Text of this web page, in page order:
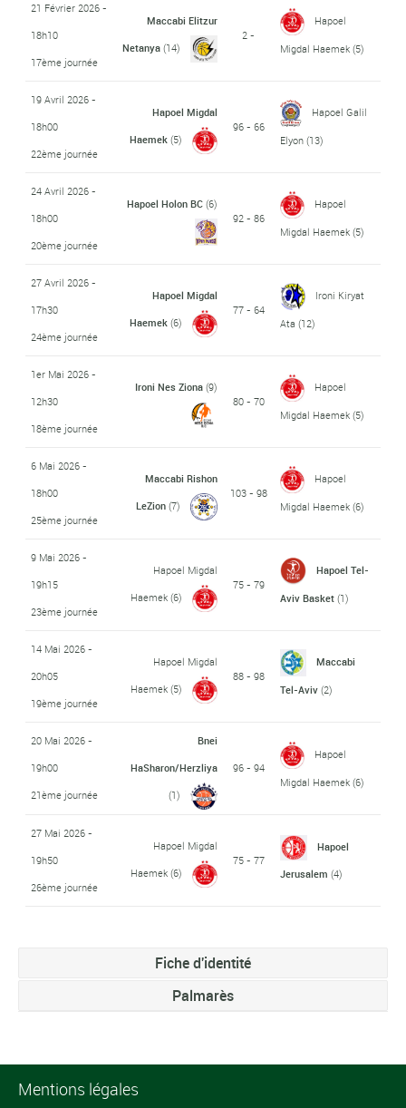
21 Février 2026 -
18h10
17ème journée
Maccabi Elitzur
Netanya (14)
2 -
Hapoel
Migdal Haemek(5)
19 Avril 2026 -
18h00
22ème journée
Hapoel Migdal
Haemek (5)
96 - 66
Hapoel Galil
Elyon(13)
24 Avril 2026 -
18h00
20ème journée
Hapoel Holon BC(6)
92 - 86
Hapoel
Migdal Haemek(5)
27 Avril 2026 -
17h30
24ème journée
Hapoel Migdal
Haemek (6)
77 - 64
Ironi Kiryat
Ata (12)
1er Mai 2026 -
12h30
18ème journée
Ironi Nes Ziona(9)
80 - 70
Hapoel
Migdal Haemek(5)
6 Mai 2026 -
18h00
25ème journée
Maccabi Rishon
LeZion (7)
103 - 98
Hapoel
Migdal Haemek(6)
9 Mai 2026 -
19h15
23ème journée
Hapoel Migdal
Haemek (6)
75 - 79
Hapoel Tel-
Aviv Basket(1)
14 Mai 2026 -
20h05
19ème journée
Hapoel Migdal
Haemek (5)
88 - 98
Maccabi
Tel-Aviv(2)
20 Mai 2026 -
19h00
21ème journée
Bnei
HaSharon/Herzliya
(1)
96 - 94
Hapoel
Migdal Haemek(6)
27 Mai 2026 -
19h50
26ème journée
Hapoel Migdal
Haemek (6)
75 - 77
Hapoel
Jerusalem (4)
Fiche d'identité
Palmarès
Mentions légales